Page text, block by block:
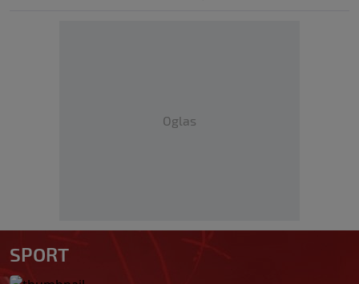
Oglas
SPORT